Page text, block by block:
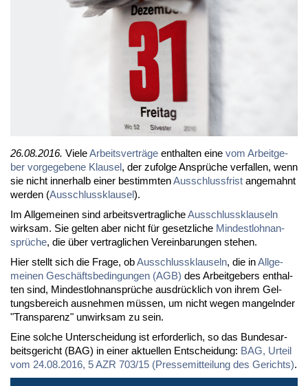
26.08.2016. Vie­leAr­beits­ver­trä­ge ent­hal­ten ei­ne vom Ar­beit­ge­
ber vor­ge­ge­be­ne Klau­sel, der zu­fol­ge An­sprü­che ver­fal­len, wenn
sie nicht in­ner­halb ei­ner be­stimm­tenAus­schluss­frist an­ge­mahnt
wer­den (Aus­schluss­klau­sel).
Im All­ge­mei­nen sind ar­beits­ver­trag­li­cheAus­schluss­klau­seln
wirk­sam. Sie gel­ten aber nicht für ge­setz­li­che Min­dest­lohn­an­
sprü­che, die über ver­trag­li­chen Ver­ein­ba­run­gen ste­hen.
Hier stellt sich die Fra­ge, obAus­schluss­klau­seln, die inAll­ge­
mei­nen Ge­schäfts­be­din­gun­gen (AGB) des Ar­beit­ge­bers ent­hal­
ten sind, Min­dest­lohn­an­sprü­che aus­drück­lich von ih­rem Gel­
tungs­be­reich aus­neh­men müs­sen, um nicht we­gen man­geln­der
"Trans­pa­renz" un­wirk­sam zu sein.
Ei­ne sol­che Un­ter­schei­dung ist er­for­der­lich, so das Bun­des­ar­
beits­ge­richt (BAG) in ei­ner ak­tu­el­len Ent­schei­dung: BAG, Ur­teil
vom 24.08.2016, 5 AZR 703/15 (Pres­se­mit­tei­lung des Ge­richts).